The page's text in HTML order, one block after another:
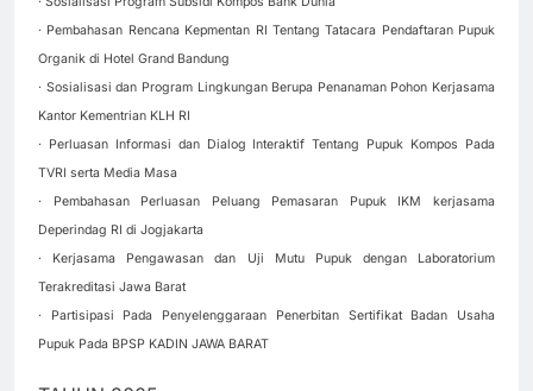
· Pembahasan Rencana Kepmentan RI Tentang Tatacara Pendaftaran Pupuk
Organik di Hotel Grand Bandung
· Sosialisasi dan Program Lingkungan Berupa Penanaman Pohon Kerjasama
Kantor Kementrian KLH RI
· Perluasan Informasi dan Dialog Interaktif Tentang Pupuk Kompos Pada
TVRI serta Media Masa
· Pembahasan Perluasan Peluang Pemasaran Pupuk IKM kerjasama
Deperindag RI di Jogjakarta
· Kerjasama Pengawasan dan Uji Mutu Pupuk dengan Laboratorium
Terakreditasi Jawa Barat
· Partisipasi Pada Penyelenggaraan Penerbitan Sertifikat Badan Usaha
Pupuk Pada BPSP KADIN JAWA BARAT